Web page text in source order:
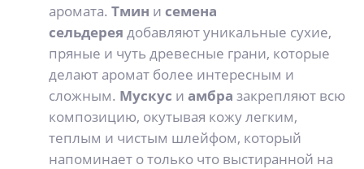
аромата. Тмин и семена
сельдерея добавляют уникальные сухие,
пряные и чуть древесные грани, которые
делают аромат более интересным и
сложным. Мускус и амбра закрепляют всю
композицию, окутывая кожу легким,
теплым и чистым шлейфом, который
напоминает о только что выстиранной на